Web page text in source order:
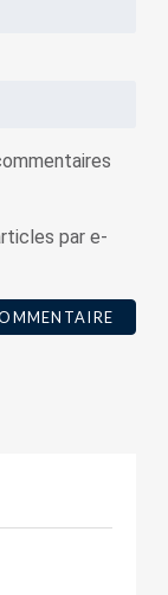
par e-